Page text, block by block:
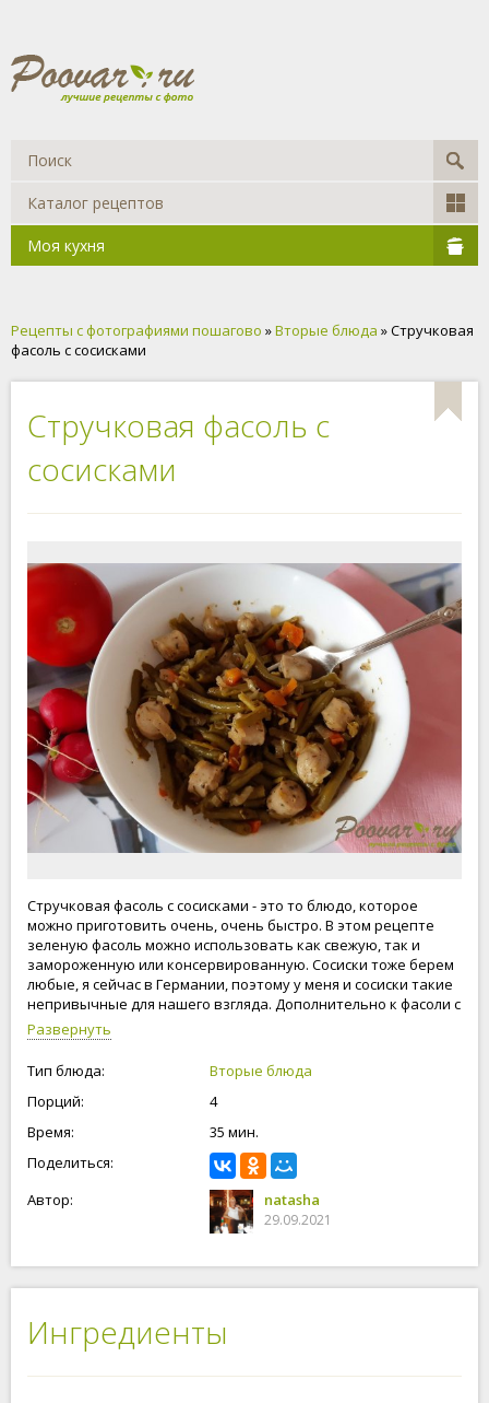
Каталог рецептов
Моя кухня
Рецепты с фотографиями пошагово »Вторые блюда » Стручковая
фасоль с сосисками
Стручковая фасоль с
сосисками
Стручковая фасоль с сосисками - это то блюдо, которое
можно приготовить очень, очень быстро. В этом рецепте
зеленую фасоль можно использовать как свежую, так и
замороженную или консервированную. Сосиски тоже берем
любые, я сейчас в Германии, поэтому у меня и сосиски такие
непривычные для нашего взгляда. Дополнительно к фасоли с
сосисками можно приготовить картофельное пюре, или
подаем как самостоятельное блюдо. Все ингредиенты в этом
блюде доступные и всегда есть в продаже в любом
супермаркете. Готовьте с любовью и у вас все получится.
Развернуть
Тип блюда:
Вторые блюда
Порций:
4
Время:
35 мин.
Поделиться:
Автор:
natasha
29.09.2021
Ингредиенты